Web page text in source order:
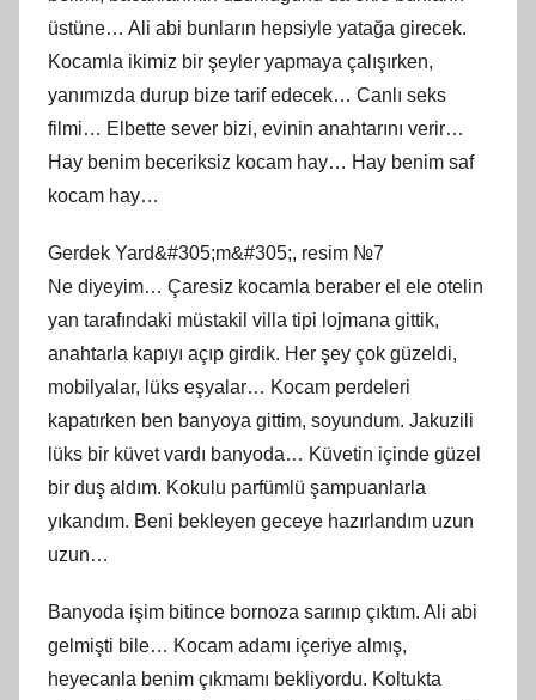
üstüne… Ali abi bunların hepsiyle yatağa girecek.
Kocamla ikimiz bir şeyler yapmaya çalışırken,
yanımızda durup bize tarif edecek… Canlı seks
filmi… Elbette sever bizi, evinin anahtarını verir…
Hay benim beceriksiz kocam hay… Hay benim saf
kocam hay…
Gerdek Yard&#305;m&#305;, resim №7
Ne diyeyim… Çaresiz kocamla beraber el ele otelin
yan tarafındaki müstakil villa tipi lojmana gittik,
anahtarla kapıyı açıp girdik. Her şey çok güzeldi,
mobilyalar, lüks eşyalar… Kocam perdeleri
kapatırken ben banyoya gittim, soyundum. Jakuzili
lüks bir küvet vardı banyoda… Küvetin içinde güzel
bir duş aldım. Kokulu parfümlü şampuanlarla
yıkandım. Beni bekleyen geceye hazırlandım uzun
uzun…
Banyoda işim bitince bornoza sarınıp çıktım. Ali abi
gelmişti bile… Kocam adamı içeriye almış,
heyecanla benim çıkmamı bekliyordu. Koltukta